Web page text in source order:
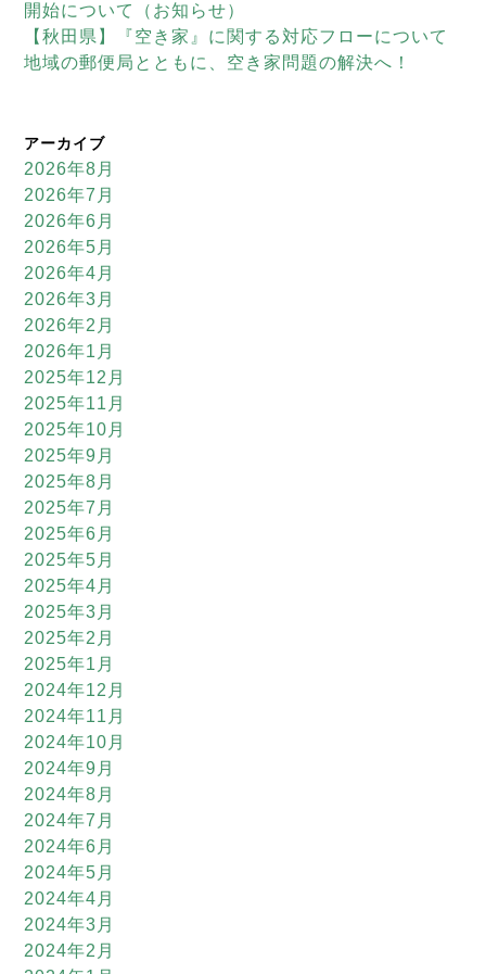
開始について（お知らせ）
【秋田県】『空き家』に関する対応フローについて
地域の郵便局とともに、空き家問題の解決へ！
アーカイブ
2026年8月
2026年7月
2026年6月
2026年5月
2026年4月
2026年3月
2026年2月
2026年1月
2025年12月
2025年11月
2025年10月
2025年9月
2025年8月
2025年7月
2025年6月
2025年5月
2025年4月
2025年3月
2025年2月
2025年1月
2024年12月
2024年11月
2024年10月
2024年9月
2024年8月
2024年7月
2024年6月
2024年5月
2024年4月
2024年3月
2024年2月